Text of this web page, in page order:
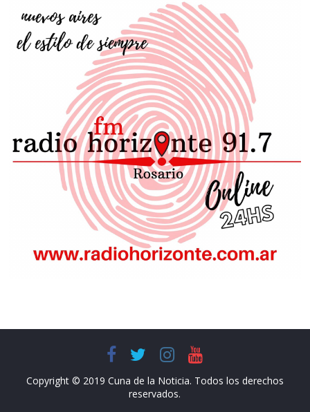
Copyright © 2019 Cuna de la Noticia. Todos los derechos
reservados.